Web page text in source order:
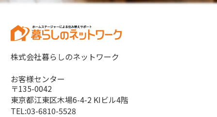
株式会社暮らしのネットワーク
お客様センター
〒135-0042
東京都江東区木場6-4-2 KIビル4階
TEL:03-6810-5528